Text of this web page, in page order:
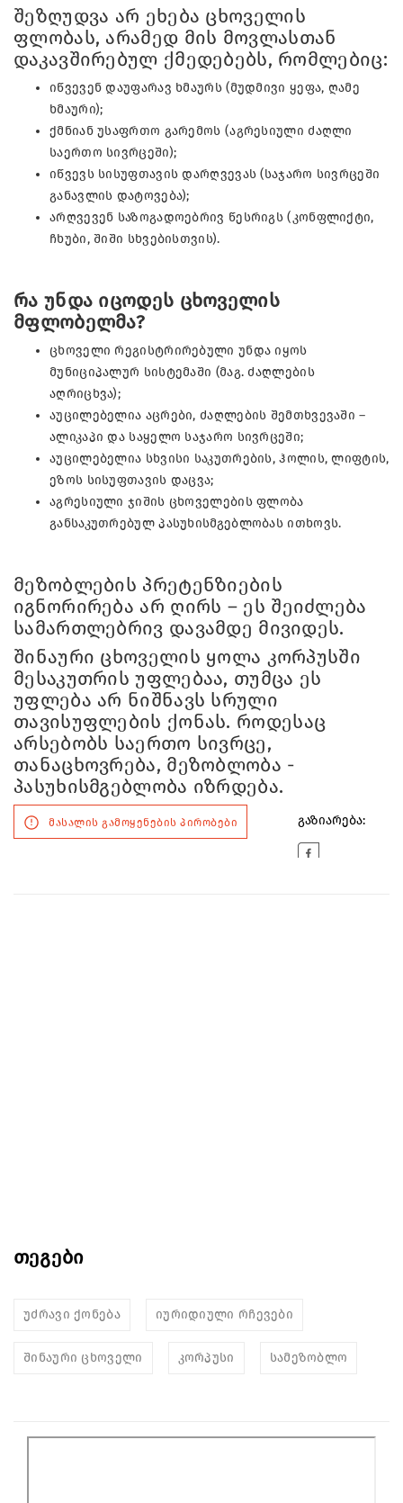
შეზღუდვა არ ეხება ცხოველის
ფლობას, არამედ მის მოვლასთან
დაკავშირებულ ქმედებებს, რომლებიც:
იწვევენ დაუფარავ ხმაურს (მუდმივი ყეფა, ღამე
ხმაური);
ქმნიან უსაფრთო გარემოს (აგრესიული ძაღლი
საერთო სივრცეში);
იწვევს სისუფთავის დარღვევას (საჯარო სივრცეში
განავლის დატოვება);
არღვევენ საზოგადოებრივ წესრიგს (კონფლიქტი,
ჩხუბი, შიში სხვებისთვის).
რა უნდა იცოდეს ცხოველის
მფლობელმა?
ცხოველი რეგისტრირებული უნდა იყოს
მუნიციპალურ სისტემაში (მაგ. ძაღლების
აღრიცხვა);
აუცილებელია აცრები, ძაღლების შემთხვევაში –
ალიკაპი და საყელო საჯარო სივრცეში;
აუცილებელია სხვისი საკუთრების, ჰოლის, ლიფტის,
ეზოს სისუფთავის დაცვა;
აგრესიული ჯიშის ცხოველების ფლობა
განსაკუთრებულ პასუხისმგებლობას ითხოვს.
მეზობლების პრეტენზიების
იგნორირება არ ღირს – ეს შეიძლება
სამართლებრივ დავამდე მივიდეს.
შინაური ცხოველის ყოლა კორპუსში
მესაკუთრის უფლებაა, თუმცა ეს
უფლება არ ნიშნავს სრული
თავისუფლების ქონას. როდესაც
არსებობს საერთო სივრცე,
თანაცხოვრება, მეზობლობა -
პასუხისმგებლობა იზრდება.
მასალის გამოყენების პირობები გაზიარება:
თეგები
უძრავი ქონება იურიდიული რჩევები
შინაური ცხოველი კორპუსი სამეზობლო